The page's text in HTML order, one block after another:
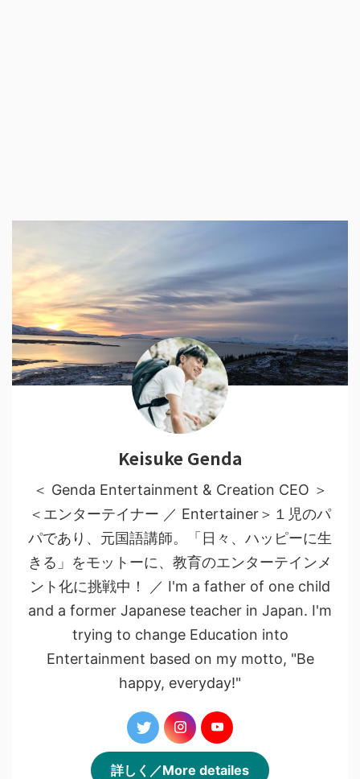
Keisuke Genda
＜ Genda Entertainment & Creation CEO ＞
＜エンターテイナー ／ Entertainer＞１児のパ
パであり、元国語講師。「日々、ハッピーに生
きる」をモットーに、教育のエンターテインメ
ント化に挑戦中！ ／ I'm a father of one child
and a former Japanese teacher in Japan. I'm
trying to change Education into
Entertainment based on my motto, "Be
happy, everyday!"
詳しく／More detailes